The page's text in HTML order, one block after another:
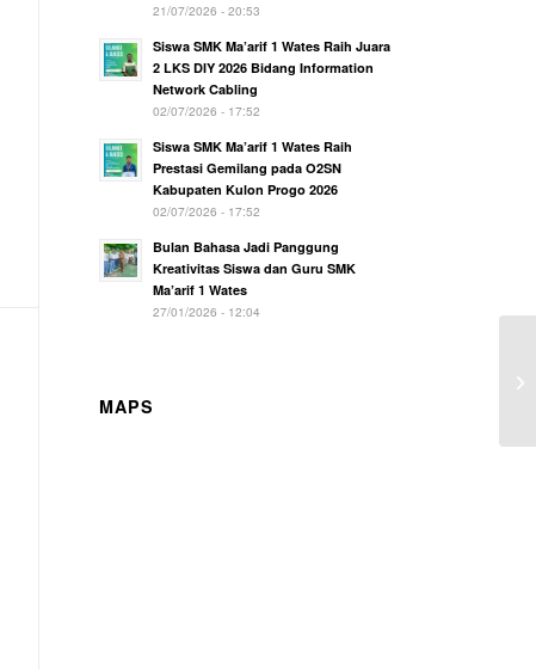
21/07/2026 - 20:53
Siswa SMK Ma’arif 1 Wates Raih Juara
2 LKS DIY 2026 Bidang Information
Network Cabling
02/07/2026 - 17:52
Siswa SMK Ma’arif 1 Wates Raih
Prestasi Gemilang pada O2SN
Kabupaten Kulon Progo 2026
02/07/2026 - 17:52
Bulan Bahasa Jadi Panggung
Kreativitas Siswa dan Guru SMK
Ma’arif 1 Wates
27/01/2026 - 12:04
MAPS